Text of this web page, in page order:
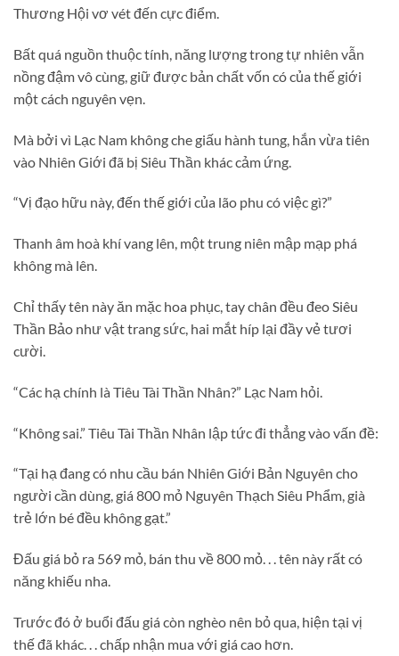
Thương Hội vơ vét đến cực điểm.
Bất quá nguồn thuộc tính, năng lượng trong tự nhiên vẫn
nồng đậm vô cùng, giữ được bản chất vốn có của thế giới
một cách nguyên vẹn.
Mà bởi vì Lạc Nam không che giấu hành tung, hắn vừa tiên
vào Nhiên Giới đã bị Siêu Thần khác cảm ứng.
“Vị đạo hữu này, đến thế giới của lão phu có việc gì?”
Thanh âm hoà khí vang lên, một trung niên mập mạp phá
không mà lên.
Chỉ thấy tên này ăn mặc hoa phục, tay chân đều đeo Siêu
Thần Bảo như vật trang sức, hai mắt híp lại đầy vẻ tươi
cười.
“Các hạ chính là Tiêu Tài Thần Nhân?” Lạc Nam hỏi.
“Không sai.” Tiêu Tài Thần Nhân lập tức đi thẳng vào vấn đề:
“Tại hạ đang có nhu cầu bán Nhiên Giới Bản Nguyên cho
người cần dùng, giá 800 mỏ Nguyên Thạch Siêu Phẩm, già
trẻ lớn bé đều không gạt.”
Đấu giá bỏ ra 569 mỏ, bán thu về 800 mỏ. . . tên này rất có
năng khiếu nha.
Trước đó ở buổi đấu giá còn nghèo nên bỏ qua, hiện tại vị
thế đã khác. . . chấp nhận mua với giá cao hơn.